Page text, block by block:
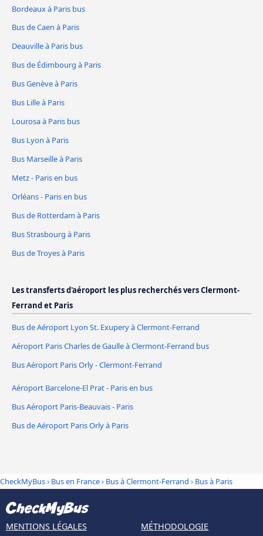
Bordeaux à Paris bus
Bus de Caen à Paris
Deauville à Paris bus
Bus de Édimbourg à Paris
Bus Genève à Paris
Bus Lille à Paris
Lourosa à Paris bus
Bus Lyon à Paris
Bus Marseille à Paris
Metz - Paris en bus
Orléans - Paris en bus
Bus de Rotterdam à Paris
Bus Strasbourg à Paris
Bus de Troyes à Paris
Les transferts d'aéroport les plus recherchés vers Clermont-
Ferrand et Paris
Bus de Aéroport Lyon St. Exupery à Clermont-Ferrand
Aéroport Paris Charles de Gaulle à Clermont-Ferrand bus
Bus Aéroport Paris Orly - Clermont-Ferrand
Aéroport Barcelone-El Prat - Paris en bus
Bus Aéroport Paris-Beauvais - Paris
Bus de Aéroport Paris Orly à Paris
CheckMyBus› Bus en France› Bus à Clermont-Ferrand › Bus à Paris
MENTIONS LÉGALES MÉTHODOLOGIE